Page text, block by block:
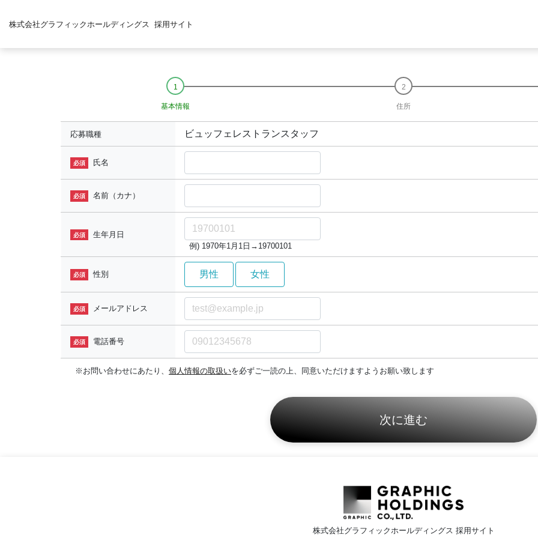
株式会社グラフィックホールディングス 採用サイト
基本情報 住所
応募職種 ビュッフェレストランスタッフ
必須 氏名
必須 名前（カナ）
必須
生年月日
例) 1970年1月1日→19700101
必須 性別 男性 女性
必須 メールアドレス
必須 電話番号
※お問い合わせにあたり、 個人情報の取扱いを必ずご一読の上、同意いただけますようお願い致します
株式会社グラフィックホールディングス 採用サイト